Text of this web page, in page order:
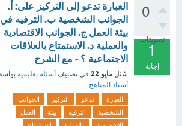
0
تصويتات
1
إجابة
العبارة تدعو إلى التركيز على: أ.
الجوانب الشخصية ب. الترفيه في
بيئة العمل ج. الجوانب الاقتصادية
والعملية د. الاستمتاع بالعلاقات
الاجتماعية ؟ - مع الشرح
سُئل مايو 22 في تصنيف أسئلة تعليمية
أستاذ المناهج
العبارة تدعو التركيز
الجوانب
الشخصية
الترفيه بيئة
العمل